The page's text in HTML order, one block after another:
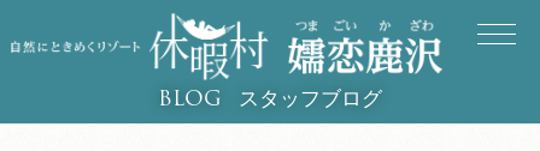
BLOG スタッフブログ